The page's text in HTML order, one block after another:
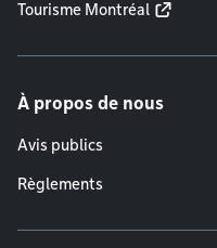
Tourisme Montréal
À propos de nous
Avis publics
Règlements